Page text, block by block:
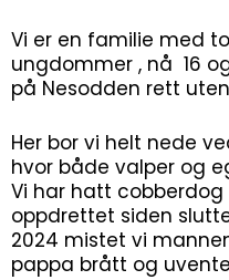
Vi er en familie med
ungdommer , nå 16
på Nesodden rett
Her bor vi helt nede
hvor både valper og
Vi har hatt cobberdog
oppdrettet siden
2024 mistet vi
pappa brått og